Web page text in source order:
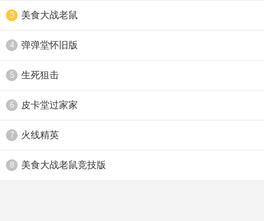
3 美食大战老鼠
4 弹弹堂怀旧版
5 生死狙击
6 皮卡堂过家家
7 火线精英
8 美食大战老鼠竞技版